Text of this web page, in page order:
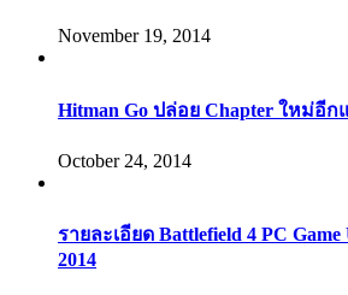
November 19, 2014
Hitman Go ปล่อย Chapter ใหม่อี
October 24, 2014
รายละเอียด Battlefield 4 PC
2014